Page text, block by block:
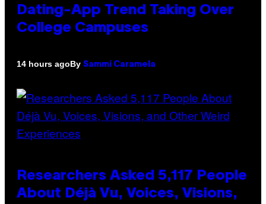
Dating-App Trend Taking Over
College Campuses
14 hours agoBy Sammi Caramela
Researchers Asked 5,117 People
About Déjà Vu, Voices, Visions,